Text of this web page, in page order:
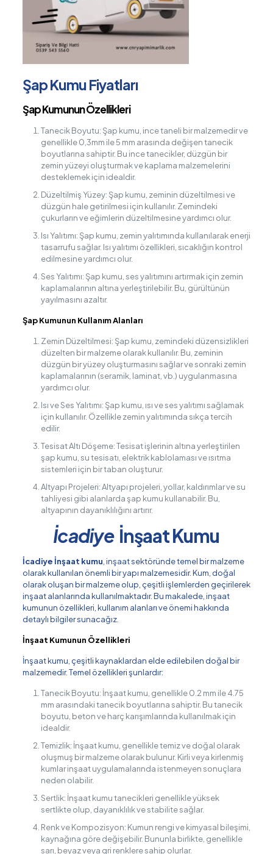
Şap Kumu Fiyatları
Şap Kumunun Özellikleri
Tanecik Boyutu: Şap kumu, ince taneli bir malzemedir ve
genellikle 0,3mm ile 5 mm arasında değişen tanecik
boyutlarına sahiptir. Bu ince tanecikler, düzgün bir
zemin yüzeyi oluşturmak ve kaplama malzemelerini
desteklemek için idealdir.
Düzeltilmiş Yüzey: Şap kumu, zeminin düzeltilmesi ve
düzgün hale getirilmesi için kullanılır. Zemindeki
çukurların ve eğimlerin düzeltilmesine yardımcı olur.
Isı Yalıtımı: Şap kumu, zemin yalıtımında kullanılarak enerji
tasarrufu sağlar. Isı yalıtımı özellikleri, sıcaklığın kontrol
edilmesine yardımcı olur.
Ses Yalıtımı: Şap kumu, ses yalıtımını artırmak için zemin
kaplamalarının altına yerleştirilebilir. Bu, gürültünün
yayılmasını azaltır.
Şap Kumunun Kullanım Alanları
Zemin Düzeltilmesi: Şap kumu, zemindeki düzensizlikleri
düzelten bir malzeme olarak kullanılır. Bu, zeminin
düzgün bir yüzey oluşturmasını sağlar ve sonraki zemin
kaplamalarının (seramik, laminat, vb.) uygulanmasına
yardımcı olur.
Isı ve Ses Yalıtımı: Şap kumu, ısı ve ses yalıtımı sağlamak
için kullanılır. Özellikle zemin yalıtımında sıkça tercih
edilir.
Tesisat Altı Döşeme: Tesisat işlerinin altına yerleştirilen
şap kumu, su tesisatı, elektrik kablolaması ve ısıtma
sistemleri için bir taban oluşturur.
Altyapı Projeleri: Altyapı projeleri, yollar, kaldırımlar ve su
tahliyesi gibi alanlarda şap kumu kullanabilir. Bu,
altyapının dayanıklılığını artırır.
İcadiye İnşaat Kumu
İcadiye İnşaat kumu , inşaat sektöründe temel bir malzeme
olarak kullanılan önemli bir yapı malzemesidir. Kum, doğal
olarak oluşan bir malzeme olup, çeşitli işlemlerden geçirilerek
inşaat alanlarında kullanılmaktadır. Bu makalede, inşaat
kumunun özellikleri, kullanım alanları ve önemi hakkında
detaylı bilgiler sunacağız.
İnşaat Kumunun Özellikleri
İnşaat kumu, çeşitli kaynaklardan elde edilebilen doğal bir
malzemedir. Temel özellikleri şunlardır:
Tanecik Boyutu: İnşaat kumu, genellikle 0.2 mm ile 4.75
mm arasındaki tanecik boyutlarına sahiptir. Bu tanecik
boyutu, beton ve harç karışımlarında kullanılmak için
idealdir.
Temizlik: İnşaat kumu, genellikle temiz ve doğal olarak
oluşmuş bir malzeme olarak bulunur. Kirli veya kirlenmiş
kumlar inşaat uygulamalarında istenmeyen sonuçlara
neden olabilir.
Sertlik: İnşaat kumu tanecikleri genellikle yüksek
sertlikte olup, dayanıklılık ve stabilite sağlar.
Renk ve Kompozisyon: Kumun rengi ve kimyasal bileşimi,
kaynağına göre değişebilir. Bununla birlikte, genellikle
sarı, beyaz veya gri renklere sahip olurlar.